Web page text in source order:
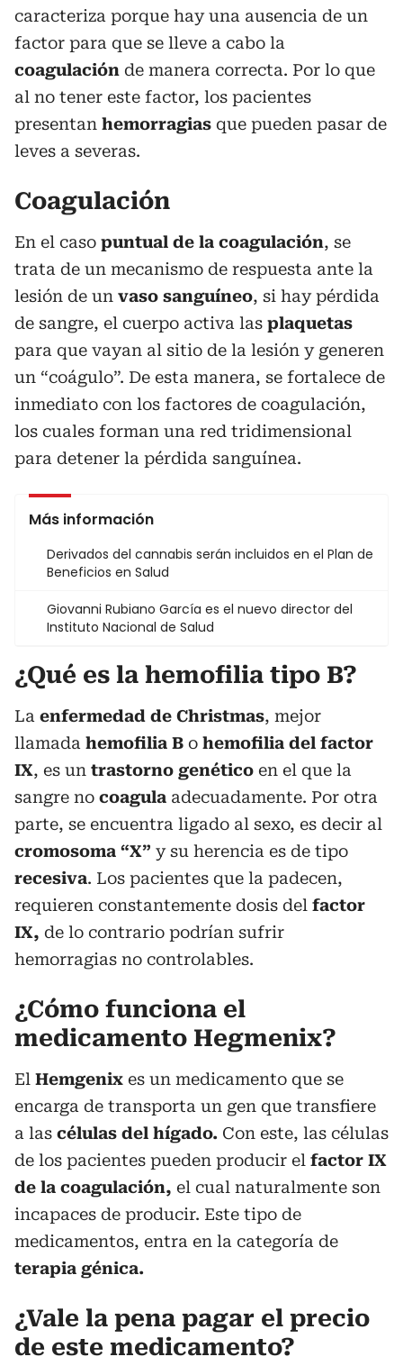
caracteriza porque hay una ausencia de un
factor para que se lleve a cabo la
coagulación de manera correcta. Por lo que
al no tener este factor, los pacientes
presentan hemorragias que pueden pasar de
leves a severas.
Coagulación
En el caso puntual de la coagulación, se
trata de un mecanismo de respuesta ante la
lesión de un vaso sanguíneo, si hay pérdida
de sangre, el cuerpo activa las plaquetas
para que vayan al sitio de la lesión y generen
un “coágulo”. De esta manera, se fortalece de
inmediato con los factores de coagulación,
los cuales forman una red tridimensional
para detener la pérdida sanguínea.
Más información
Derivados del cannabis serán incluidos en el Plan de
Beneficios en Salud
Giovanni Rubiano García es el nuevo director del
Instituto Nacional de Salud
¿Qué es la hemofilia tipo B?
La enfermedad de Christmas, mejor
llamada hemofilia B o hemofilia del factor
IX, es un trastorno genético en el que la
sangre no coagula adecuadamente. Por otra
parte, se encuentra ligado al sexo, es decir al
cromosoma “X” y su herencia es de tipo
recesiva. Los pacientes que la padecen,
requieren constantemente dosis del factor
IX, de lo contrario podrían sufrir
hemorragias no controlables.
¿Cómo funciona el
medicamento Hegmenix?
El Hemgenix es un medicamento que se
encarga de transporta un gen que transfiere
a las células del hígado. Con este, las células
de los pacientes pueden producir el factor IX
de la coagulación, el cual naturalmente son
incapaces de producir. Este tipo de
medicamentos, entra en la categoría de
terapia génica.
¿Vale la pena pagar el precio
de este medicamento?